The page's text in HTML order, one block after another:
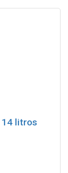
14 litros